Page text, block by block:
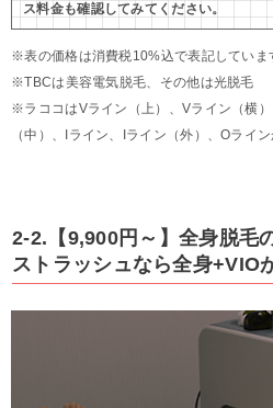
ス料金も確認してみてください。
※表の価格は消費税10%込で表記していま
※TBCは美容電気脱毛、その他は光脱毛
※ラココはVライン（上）、Vライン（横
（中）、Iライン、Iライン（外）、Oライ
2-2.【9,900円～】全身脱毛
ストラッシュなら全身+VIO